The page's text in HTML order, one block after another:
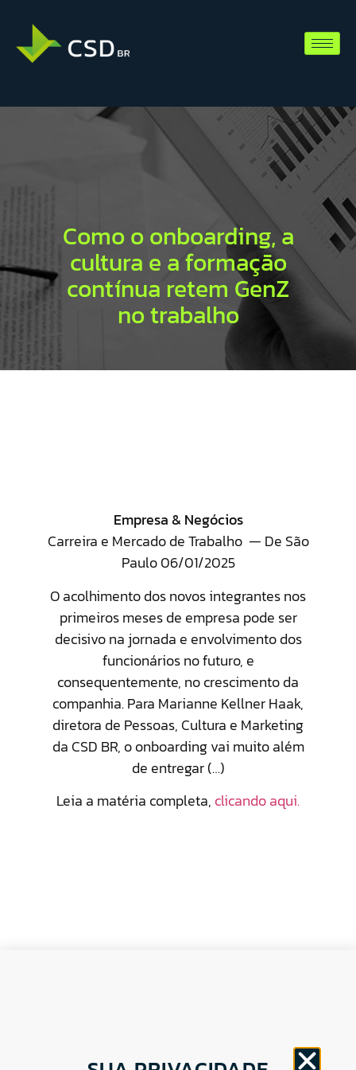
Como o onboarding, a
cultura e a formação
contínua retem GenZ
no trabalho
Empresa & Negócios
Carreira e Mercado de Trabalho — De São
Paulo 06/01/2025
O acolhimento dos novos integrantes nos
primeiros meses de empresa pode ser
decisivo na jornada e envolvimento dos
funcionários no futuro, e
consequentemente, no crescimento da
companhia. Para Marianne Kellner Haak,
diretora de Pessoas, Cultura e Marketing
da CSD BR, o onboarding vai muito além
de entregar (…)
Leia a matéria completa, clicando aqui.